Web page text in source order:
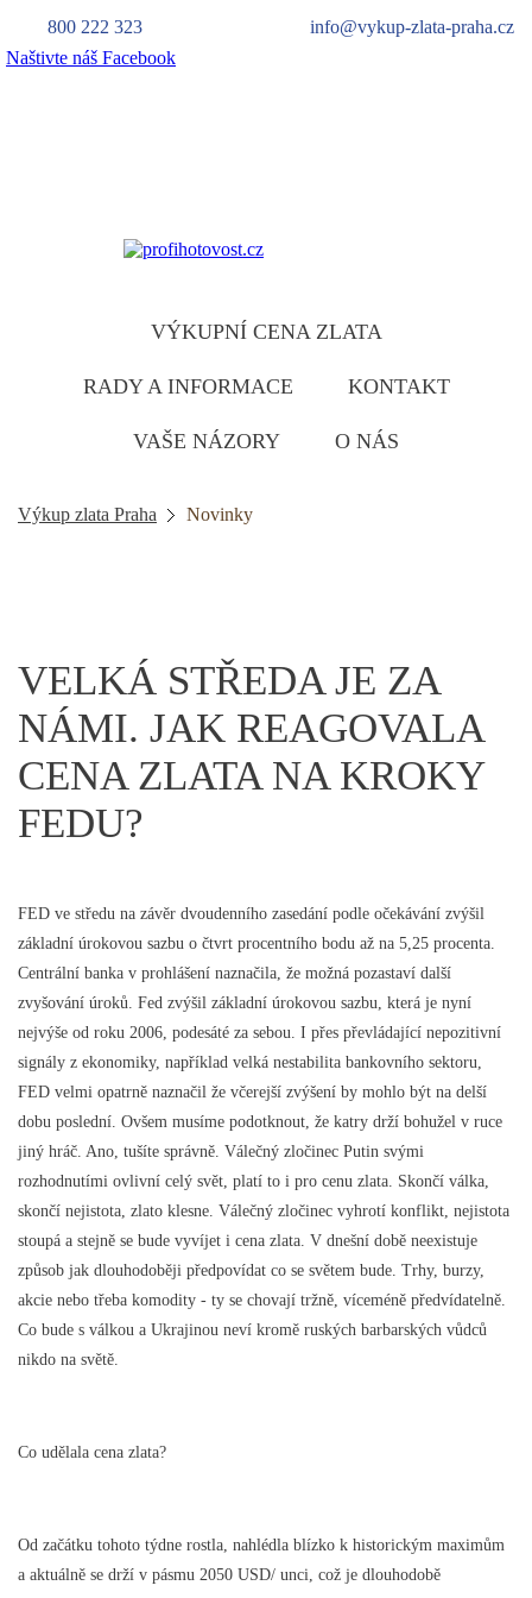
800 222 323
info@vykup-zlata-praha.cz
Naštivte náš Facebook
VÝKUPNÍ CENA ZLATA
RADY A INFORMACE KONTAKT
VAŠE NÁZORY O NÁS
Výkup zlata Praha Novinky
VELKÁ STŘEDA JE ZA
NÁMI. JAK REAGOVALA
CENA ZLATA NA KROKY
FEDU?
FED ve středu na závěr dvoudenního zasedání podle očekávání zvýšil
základní úrokovou sazbu o čtvrt procentního bodu až na 5,25 procenta.
Centrální banka v prohlášení naznačila, že možná pozastaví další
zvyšování úroků. Fed zvýšil základní úrokovou sazbu, která je nyní
nejvýše od roku 2006, podesáté za sebou. I přes převládající nepozitivní
signály z ekonomiky, například velká nestabilita bankovního sektoru,
FED velmi opatrně naznačil že včerejší zvýšení by mohlo být na delší
dobu poslední. Ovšem musíme podotknout, že katry drží bohužel v ruce
jiný hráč. Ano, tušíte správně. Válečný zločinec Putin svými
rozhodnutími ovlivní celý svět, platí to i pro cenu zlata. Skončí válka,
skončí nejistota, zlato klesne. Válečný zločinec vyhrotí konflikt, nejistota
stoupá a stejně se bude vyvíjet i cena zlata. V dnešní době neexistuje
způsob jak dlouhodoběji předpovídat co se světem bude. Trhy, burzy,
akcie nebo třeba komodity - ty se chovají tržně, víceméně předvídatelně.
Co bude s válkou a Ukrajinou neví kromě ruských barbarských vůdců
nikdo na světě.
Co udělala cena zlata?
Od začátku tohoto týdne rostla, nahlédla blízko k historickým maximům
a aktuálně se drží v pásmu 2050 USD/ unci, což je dlouhodobě